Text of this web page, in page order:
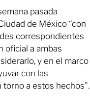
pasada
de México “con
correspondientes
oficial a ambas
y en el marco
con las
a estos hechos”.